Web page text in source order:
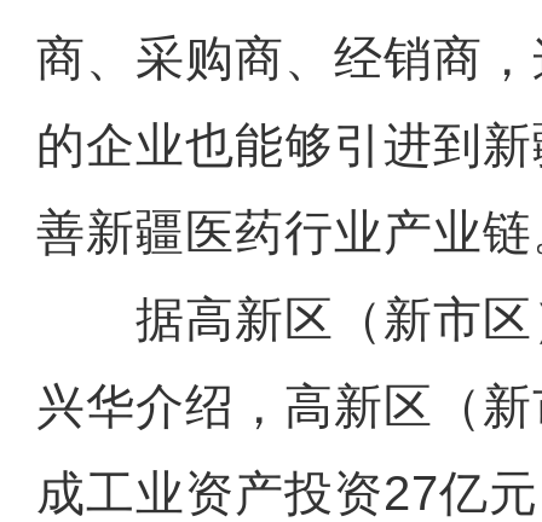
商、采购商、经销商
的企业也能够引进到
善新疆医药行业产业
据高新区（新市区
兴华介绍，高新区（
成工业资产投资27亿